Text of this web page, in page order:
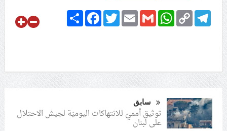
ShareFacebookTwitterEmailGmail
WhatsApp Copy
Link
Telegram
سابق
توثيق أمميّ للانتهاكات اليوميّة لجيش الاحتلال
على لبنان